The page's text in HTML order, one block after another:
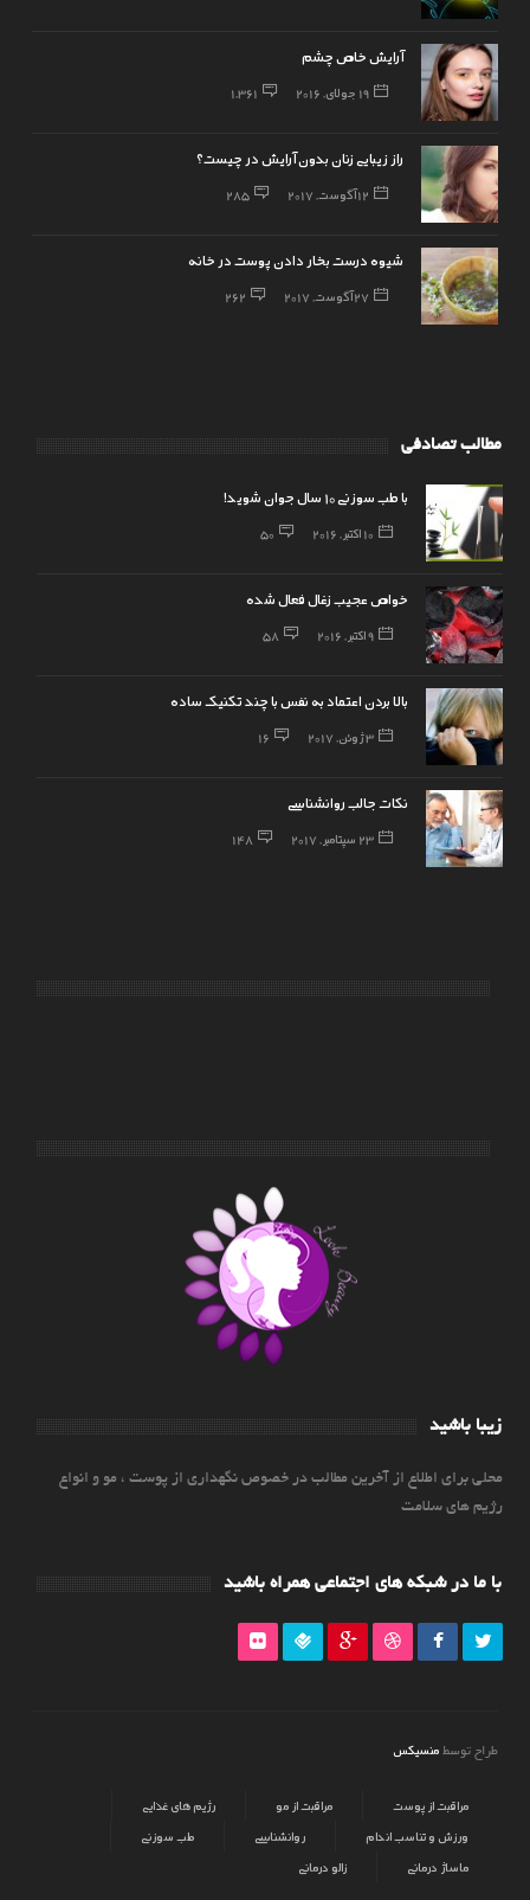
آرایش خاص چشم
19 جولای, 2016 1,361
راز زیبایی زنان بدون آرایش در چیست؟
12 آگوست, 2017 285
شیوه درست بخار دادن پوست در خانه
27 آگوست, 2017 262
مطالب تصادفی
با طب سوزنی 10 سال جوان شوید!
10 اکتبر, 2016 50
خواص عجیب زغال فعال شده
9 اکتبر, 2016 58
بالا بردن اعتماد به نفس با چند تکنیک ساده
3 ژوئن, 2017 16
نکات جالب روانشناسی
23 سپتامبر, 2017 148
زیبا باشید
محلی برای اطلاع از آخرین مطالب در خصوص نگهداری از پوست ، مو و انواع
رژیم های سلامت
با ما در شبکه های اجتماعی همراه باشید
طراح توسط منسیکس
مراقبت از پوست مراقبت از مو
رژیم های غذایی
ورزش و تناسب اندام
روانشناسی
طب سوزنی
ماساژ درمانی
زالو درمانی